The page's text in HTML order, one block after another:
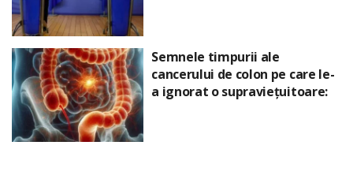
Semnele timpurii ale
cancerului de colon pe care le-
a ignorat o supraviețuitoare: